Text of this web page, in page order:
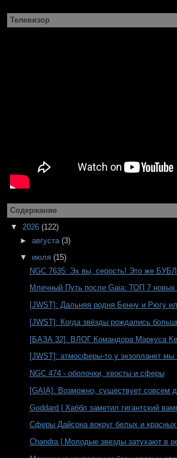
Телевизор
Содержание
▼2026(122)
► августа (3)
▼ июля (15)
NGC 7635: Эх вы, серость! Это же
Млечный Путь после Gaia: ТОП 7 новых
[JWST]: Дальняя родня Бенну и Рюгу
[JWST]: Когда звёзды рождались
[БАЗА 32]. ВЛОГ Командора Маркуса
[JWST]: атмосферы-то у экзопланет
NGC 474 - оболочки, хвосты и сферы
[GAIA]: Возможно, существует совсем
Goddard | Хаббл заметил гигантский
Сферы Дайсона вокруг белых и красных
Chandra | Молодые звезды затухают в